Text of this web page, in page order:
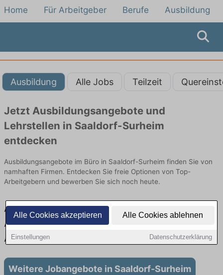
Alle Cookies akzeptieren Alle Cookies ablehnen
Einstellungen Datenschutzerklärung
Home Für Arbeitgeber Berufe Ausbildung
Ausbildung Alle Jobs Teilzeit
Jetzt Ausbildungsangebote und
Lehrstellen in Saaldorf-Surheim
entdecken
Ausbildungsangebote im Büro in Saaldorf-Surheim finden Sie von
namhaften Firmen. Entdecken Sie freie Optionen von Top-
Arbeitgebern und bewerben Sie sich noch heute.
Ausbildung in Saaldorf-Surheim im Büro:
Aktuell gibt es keine Stellenangebote für
Ausbildung in Saaldorf-Surheim
Weitere Jobangebote in Saaldorf-Surheim